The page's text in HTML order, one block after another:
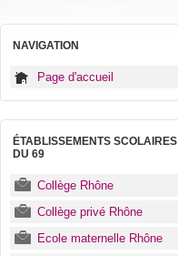
NAVIGATION
Page d'accueil
ÉTABLISSEMENTS SCOLAIRES
DU 69
Collège Rhône
Collège privé Rhône
Ecole maternelle Rhône